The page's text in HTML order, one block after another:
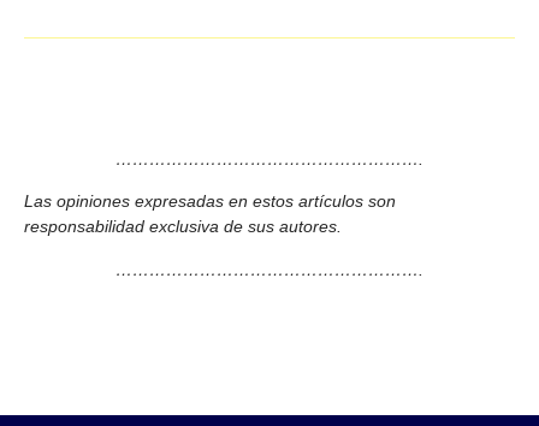
……………………………………………….
Las opiniones expresadas en estos artículos son
responsabilidad exclusiva de sus autores.
……………………………………………….